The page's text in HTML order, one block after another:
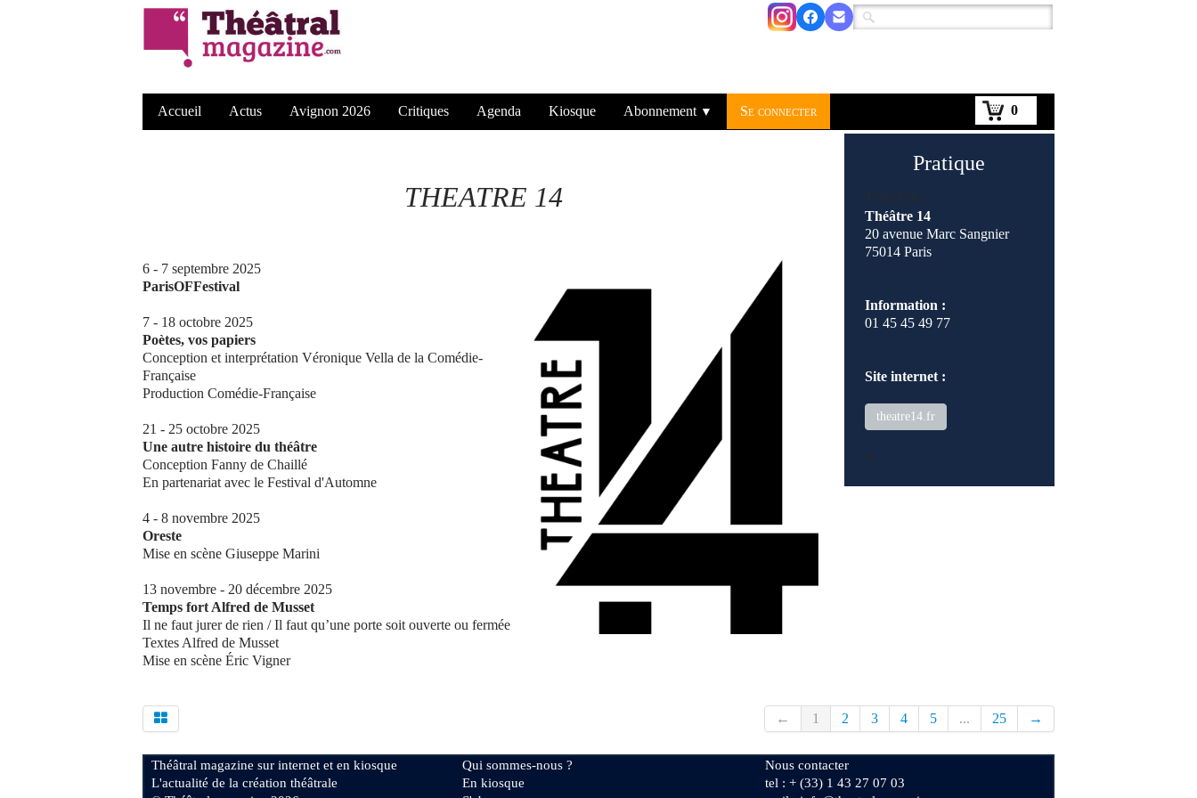
0
Accueil Actus Avignon 2026 Critiques Agenda Kiosque Abonnement ▼ Se connecter
THEATRE 14
6 - 7 septembre 2025
ParisOFFestival
7 - 18 octobre 2025
Poètes, vos papiers
Conception et interprétation Véronique Vella de la Comédie-
Française
Production Comédie-Française
21 - 25 octobre 2025
Une autre histoire du théâtre
Conception Fanny de Chaillé
En partenariat avec le Festival d'Automne
4 - 8 novembre 2025
Oreste
Mise en scène Giuseppe Marini
13 novembre - 20 décembre 2025
Temps fort Alfred de Musset
Il ne faut jurer de rien / Il faut qu’une porte soit ouverte ou fermée
Textes Alfred de Musset
Mise en scène Éric Vigner
Pratique
TDGTDG
Théâtre 14
20 avenue Marc Sangnier
75014 Paris
Information :
01 45 45 49 77
Site internet :
theatre14.fr
w
← 1 2 3 4 5 ... 25 →
Théâtral magazine sur internet et en kiosque
L'actualité de la création théâtrale
Qui sommes-nous ?
En kiosque
Nous contacter
tel : + (33) 1 43 27 07 03